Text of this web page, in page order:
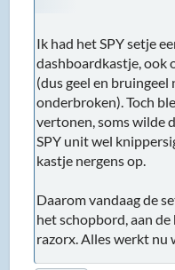
Ik had het SPY setje
dashboardkastje, ook
(dus geel en bruingeel
onderbroken). Toch
vertonen, soms wilde
SPY unit wel
kastje nergens op.
Daarom vandaag de
het schopbord, aan
razorx. Alles werkt nu